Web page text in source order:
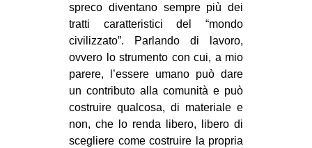
MUSICA
RECENSIONI
INTERNAZIONALE
AFRICA
AMERICHE
ESTREMO ORIENTE
spreco diventano sempre più dei
tratti caratteristici del “mondo
civilizzato”. Parlando di lavoro,
ovvero lo strumento con cui, a mio
parere, l’essere umano può dare
un contributo alla comunità e può
costruire qualcosa, di materiale e
non, che lo renda libero, libero di
scegliere come costruire la propria